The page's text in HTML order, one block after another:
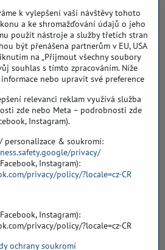
TELEFONICKÉ DOMLUVĚ
k vylepšení vaší návštěvy tohoto
a ke shromažďování údajů o jeho
použít nástroje a služby třetích stran
být přenášena partnerům v EU, USA
na „Přijmout všechny soubory
souhlas s tímto zpracováním. Níže
nebo upravit své preference
relevanci reklam využívá služba
zde nebo Meta – podrobnosti zde
Instagram).
personalizace & soukromí:
privacy/
Instagram):
privacy/policy/?locale=cz-CR
Instagram):
privacy/policy/?locale=cz-CR
ochrany soukromí